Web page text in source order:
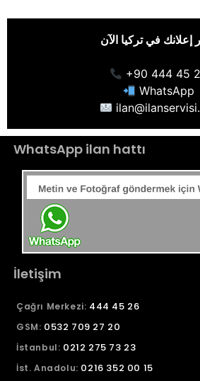
إعلانك في تركيا الآن
+90 444 45
WhatsApp
WhatsApp ilan hattı
İletişim
Çağrı Merkezi: 444 45 26
GSM: 0532 709 27 20
İstanbul: 0212 275 73 23
İst. Anadolu: 0216 352 00 15